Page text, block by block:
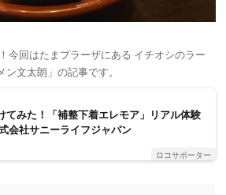
今回はたまプラーザにある イチオシのラー
文太朗」の記事です。
てみた！「補整下着エレモア」リアル体験
会社サニーライフジャパン
ロコサポーター